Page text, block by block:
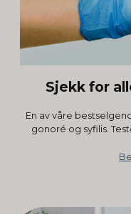
Sjekk for
En av våre
gonoré og syfilis.